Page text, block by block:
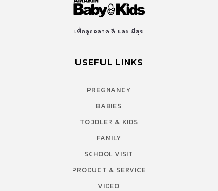
หลายปี ในวาระครบรอบ 47 ปี นิตยสารแพรว ได้จัด 3 กิจกรรมพิเศษ
ตั้งแต่วันที่ 1 – 6 กันยายน 2569 ได้แก่ Praew 47th Anniversary
เพื่อลูกฉลาด ดี และ มีสุข
USEFUL LINKS
PREGNANCY
BABIES
TODDLER & KIDS
FAMILY
SCHOOL VISIT
PRODUCT & SERVICE
VIDEO